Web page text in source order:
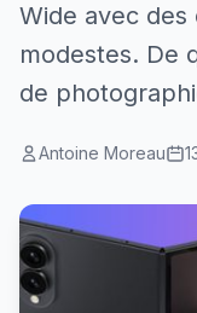
Wide avec
modestes. De
de
Antoine Moreau